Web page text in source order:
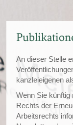
An dieser Stelle
kanzleieigenen
Wenn Sie künftig
Rechts der
Arbeitsrechts